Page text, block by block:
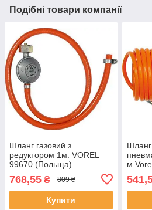
Подібні товари компанії
Шланг газовий з
редуктором 1м. VOREL
99670 (Польща)
768,55 ₴ 809 ₴
Купити
Шланг
м